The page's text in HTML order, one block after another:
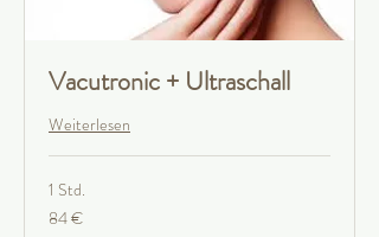
Vacutronic + Ultraschall
Weiterlesen
1 Std.
84
Euro
84 €